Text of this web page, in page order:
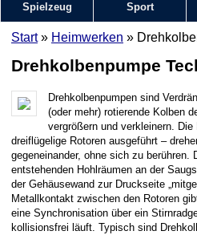
Spielzeug Sport
Start» Heimwerken »
Drehkolbenpumpe
Drehkolbenpumpen sind
(oder mehr) rotierende Kolben
vergrößern und verkleinern.
dreiflügelige Rotoren ausgeführt –
gegeneinander, ohne sich zu berühren.
entstehenden Hohlräumen an der
der Gehäusewand zur Druckseite
Metallkontakt zwischen den Rotoren
eine Synchronisation über ein
kollisionsfrei läuft. Typisch sind